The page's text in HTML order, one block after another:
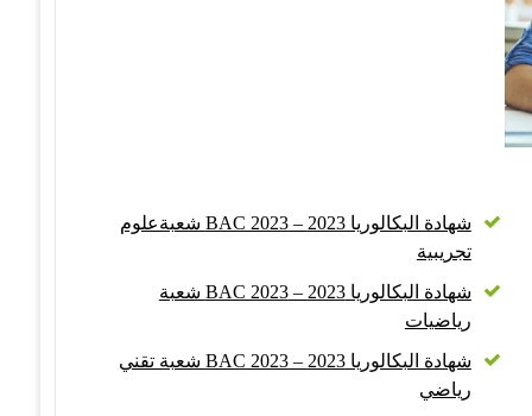
شهادة البكالوريا 2023 – BAC 2023 شعبةعلوم
تجريبية
شهادة البكالوريا 2023 – BAC 2023 شعبة
رياضيات
شهادة البكالوريا 2023 – BAC 2023 شعبة تقني
رياضي